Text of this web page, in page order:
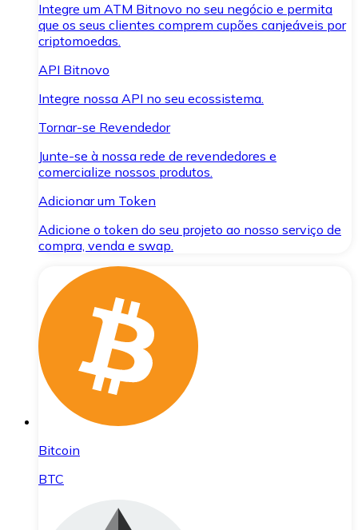
Integre um ATM Bitnovo no seu negócio e permita
que os seus clientes comprem cupões canjeáveis por
criptomoedas.
API Bitnovo
Integre nossa API no seu ecossistema.
Tornar-se Revendedor
Junte-se à nossa rede de revendedores e
comercialize nossos produtos.
Adicionar um Token
Adicione o token do seu projeto ao nosso serviço de
compra, venda e swap.
Bitcoin
BTC